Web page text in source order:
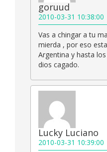
goruud
2010-03-31 10:38:00
Vas a chingar a tu
mierda , por eso
Argentina y hasta
dios cagado.
Lucky Luciano
2010-03-31 10:39:00